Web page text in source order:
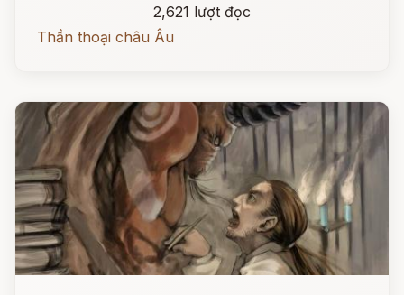
2,621 lượt đọc
Thần thoại châu Âu